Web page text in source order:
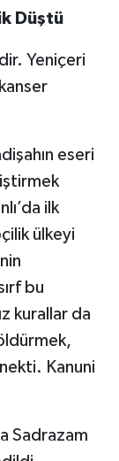
Düştü
Yeniçeri
eseri
ilk
ülkeyi
bu
kurallar da
Kanuni
Sadrazam